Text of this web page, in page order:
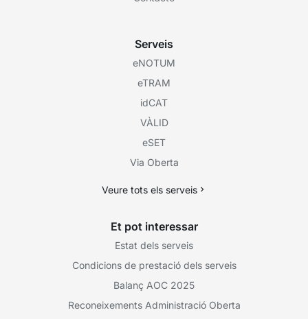
Serveis
eNOTUM
eTRAM
idCAT
VÀLID
eSET
Via Oberta
Veure tots els serveis
Et pot interessar
Estat dels serveis
Condicions de prestació dels serveis
Balanç AOC 2025
Reconeixements Administració Oberta